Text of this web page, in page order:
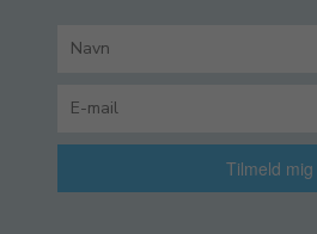
Tilmeld mig